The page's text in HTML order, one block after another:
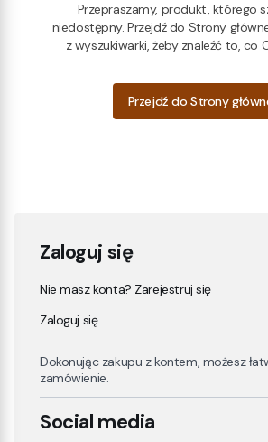
Przepraszamy, produkt, którego
niedostępny. Przejdź do Strony
z wyszukiwarki, żeby znaleźć to, co
Przejdź do Strony
Zaloguj się
Nie masz konta? Zarejestruj się
Zaloguj się
Dokonując zakupu z kontem, możesz
zamówienie.
Social media